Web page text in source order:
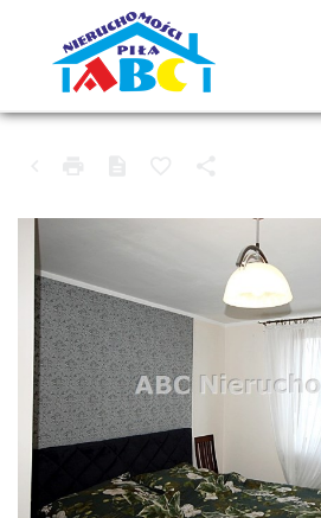
WYSOKA (GW), STARE
MIESZKANIE NA SPRZEDAŻ